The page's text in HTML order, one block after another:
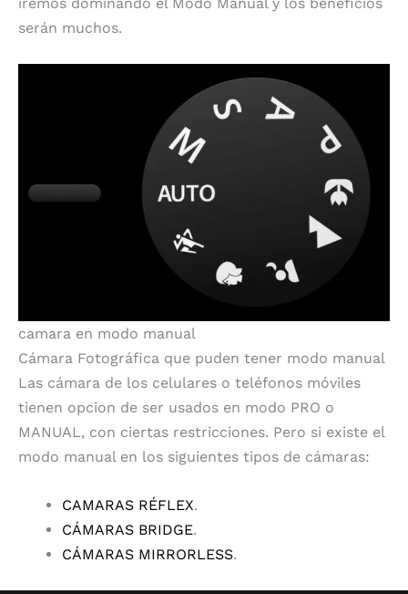
serán muchos.
camara en modo manual
Cámara Fotográfica que puden tener modo manual
Las cámara de los celulares o teléfonos móviles
tienen opcion de ser usados en modo PRO o
MANUAL, con ciertas restricciones. Pero si existe el
modo manual en los siguientes tipos de cámaras:
CAMARAS RÉFLEX.
CÁMARAS BRIDGE.
CÁMARAS MIRRORLESS.